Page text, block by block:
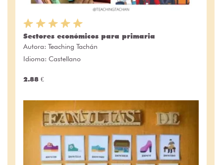
Sectores económicos para primaria
Autora: Teaching Tachán
Idioma: Castellano
2.88 €